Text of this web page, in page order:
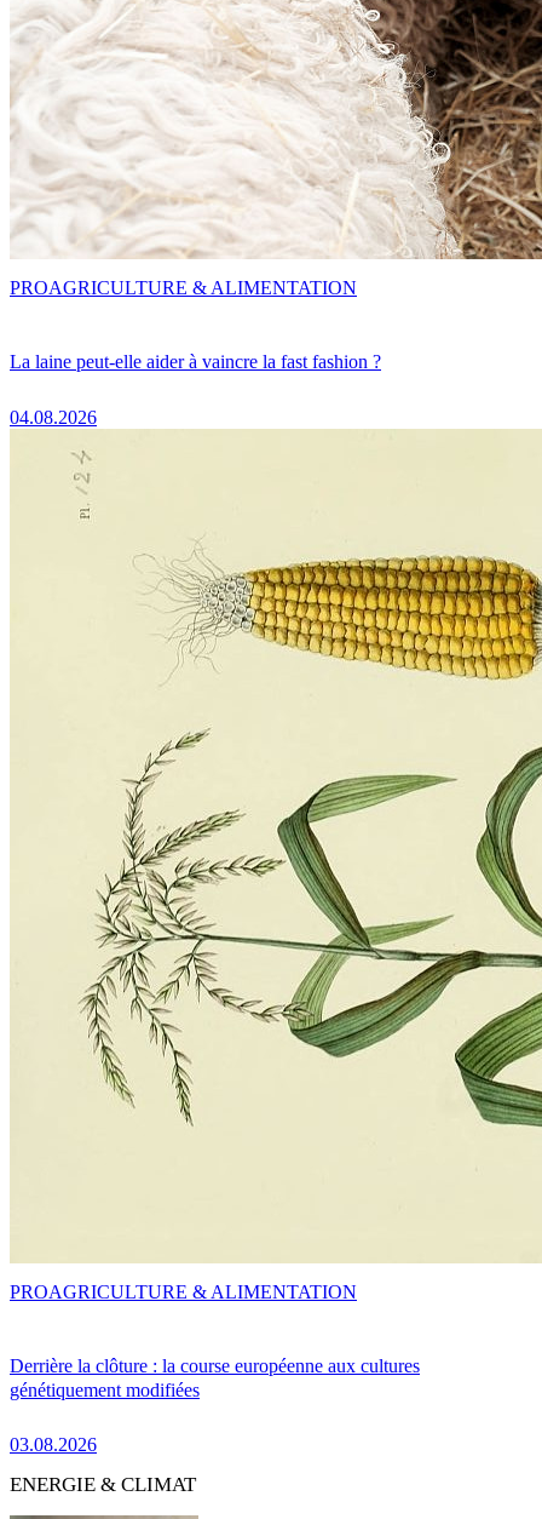
La laine peut-elle aider à vaincre la fast fashion ?
04.08.2026
PROAGRICULTURE & ALIMENTATION
Derrière la clôture : la course européenne aux cultures
génétiquement modifiées
03.08.2026
PROAGRICULTURE & ALIMENTATION
ENERGIE & CLIMAT